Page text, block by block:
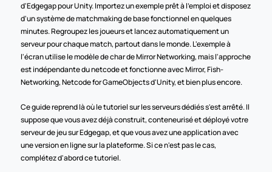
d'Edgegap pour Unity. Importez un exemple prêt à l'emploi et disposez
d'un système de matchmaking de base fonctionnel en quelques
minutes. Regroupez les joueurs et lancez automatiquement un
serveur pour chaque match, partout dans le monde. L'exemple à
l'écran utilise le modèle de char de Mirror Networking, mais l'approche
est indépendante du netcode et fonctionne avec Mirror, Fish-
Networking, Netcode for GameObjects d'Unity, et bien plus encore.
Ce guide reprend là où le tutoriel sur les serveurs dédiés s'est arrêté. Il
suppose que vous avez déjà construit, conteneurisé et déployé votre
serveur de jeu sur Edgegap, et que vous avez une application avec
une version en ligne sur la plateforme. Si ce n'est pas le cas,
complétez d'abord ce tutoriel.